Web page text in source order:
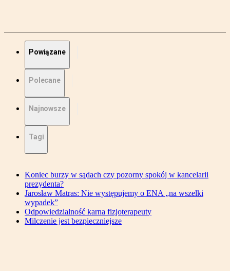
Powiązane
Polecane
Najnowsze
Tagi
Koniec burzy w sądach czy pozorny spokój w kancelarii
prezydenta?
Jarosław Matras: Nie występujemy o ENA „na wszelki
wypadek”
Odpowiedzialność karna fizjoterapeuty
Milczenie jest bezpieczniejsze